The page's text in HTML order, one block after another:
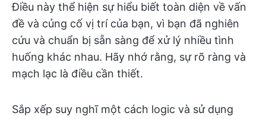
Điều này thể hiện sự hiểu biết toàn diện về vấn
đề và củng cố vị trí của bạn, vì bạn đã nghiên
cứu và chuẩn bị sẵn sàng để xử lý nhiều tình
huống khác nhau. Hãy nhớ rằng, sự rõ ràng và
mạch lạc là điều cần thiết.
Sắp xếp suy nghĩ một cách logic và sử dụng